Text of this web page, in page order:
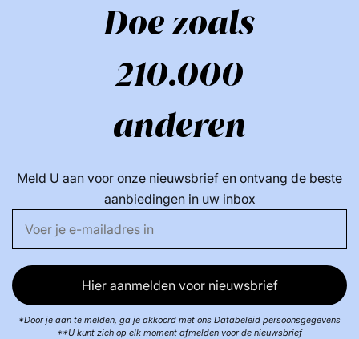
Doe zoals
210.000
anderen
Meld U aan voor onze nieuwsbrief en ontvang de beste
aanbiedingen in uw inbox
Hier aanmelden voor nieuwsbrief
*Door je aan te melden, ga je akkoord met ons Databeleid persoonsgegevens
**U kunt zich op elk moment afmelden voor de nieuwsbrief